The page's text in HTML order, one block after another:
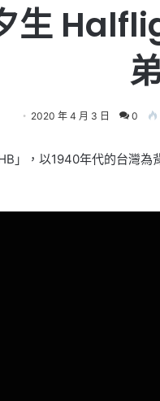
生
2020 年 4 月 3 日 0
」，以1940年代的台灣